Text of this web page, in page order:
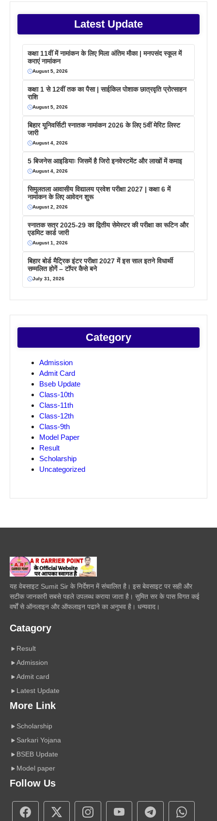
Latest Update
कक्षा 11वीं में नामांकन के लिए मिला अंतिम मौका | मनपसंद स्कूल में
कराएं नामांकन
August 5, 2026
कक्षा 1 से 12वीं तक का पैसा | साईकिल पोशाक छात्रवृति प्रोत्साहन
राशि
August 5, 2026
बिहार यूनिवर्सिटी स्नातक नामांकन 2026 के लिए 5वीं मेरिट लिस्ट
जारी
August 4, 2026
5 बिजनेस आइडियाः जिसमें है जिरो इनवेस्टमेंट और लाखों में कमाइ
August 4, 2026
सिमुलतला आवासीय विद्यालय प्रवेश परीक्षा 2027 | कक्षा 6 में
नामांकन के लिए आवेदन शुरू
August 2, 2026
स्नातक सत्र 2025-29 का द्वितीय सेमेस्टर की परीक्षा का रूटिन और
एडमिट कार्ड जारी
August 1, 2026
बिहार बोर्ड मैट्रिक इंटर परीक्षा 2027 में इस साल इतने विधार्थी
सम्मलित होगें – टॉपर कैसे बने
July 31, 2026
Category
Admission
Admit Card
Bseb Update
Class-10th
Class-11th
Class-12th
Class-9th
Model Paper
Result
Scholarship
Uncategorized
यह वेबसाइट Sumit Sir के निर्देशन में संचालित है। इस बेवसाइट पर सही और
सटीक जानकारी सबसे पहले उपलब्ध कराया जाता है। सुमित सर के पास विगत कई
वर्षों से ऑनलाइन और ऑफलाइन पढाने का अनुभव है। धन्यवाद।
Catagory
Result
Admission
Admit card
Latest Update
More Link
Scholarship
Sarkari Yojana
BSEB Update
Model paper
Follow Us